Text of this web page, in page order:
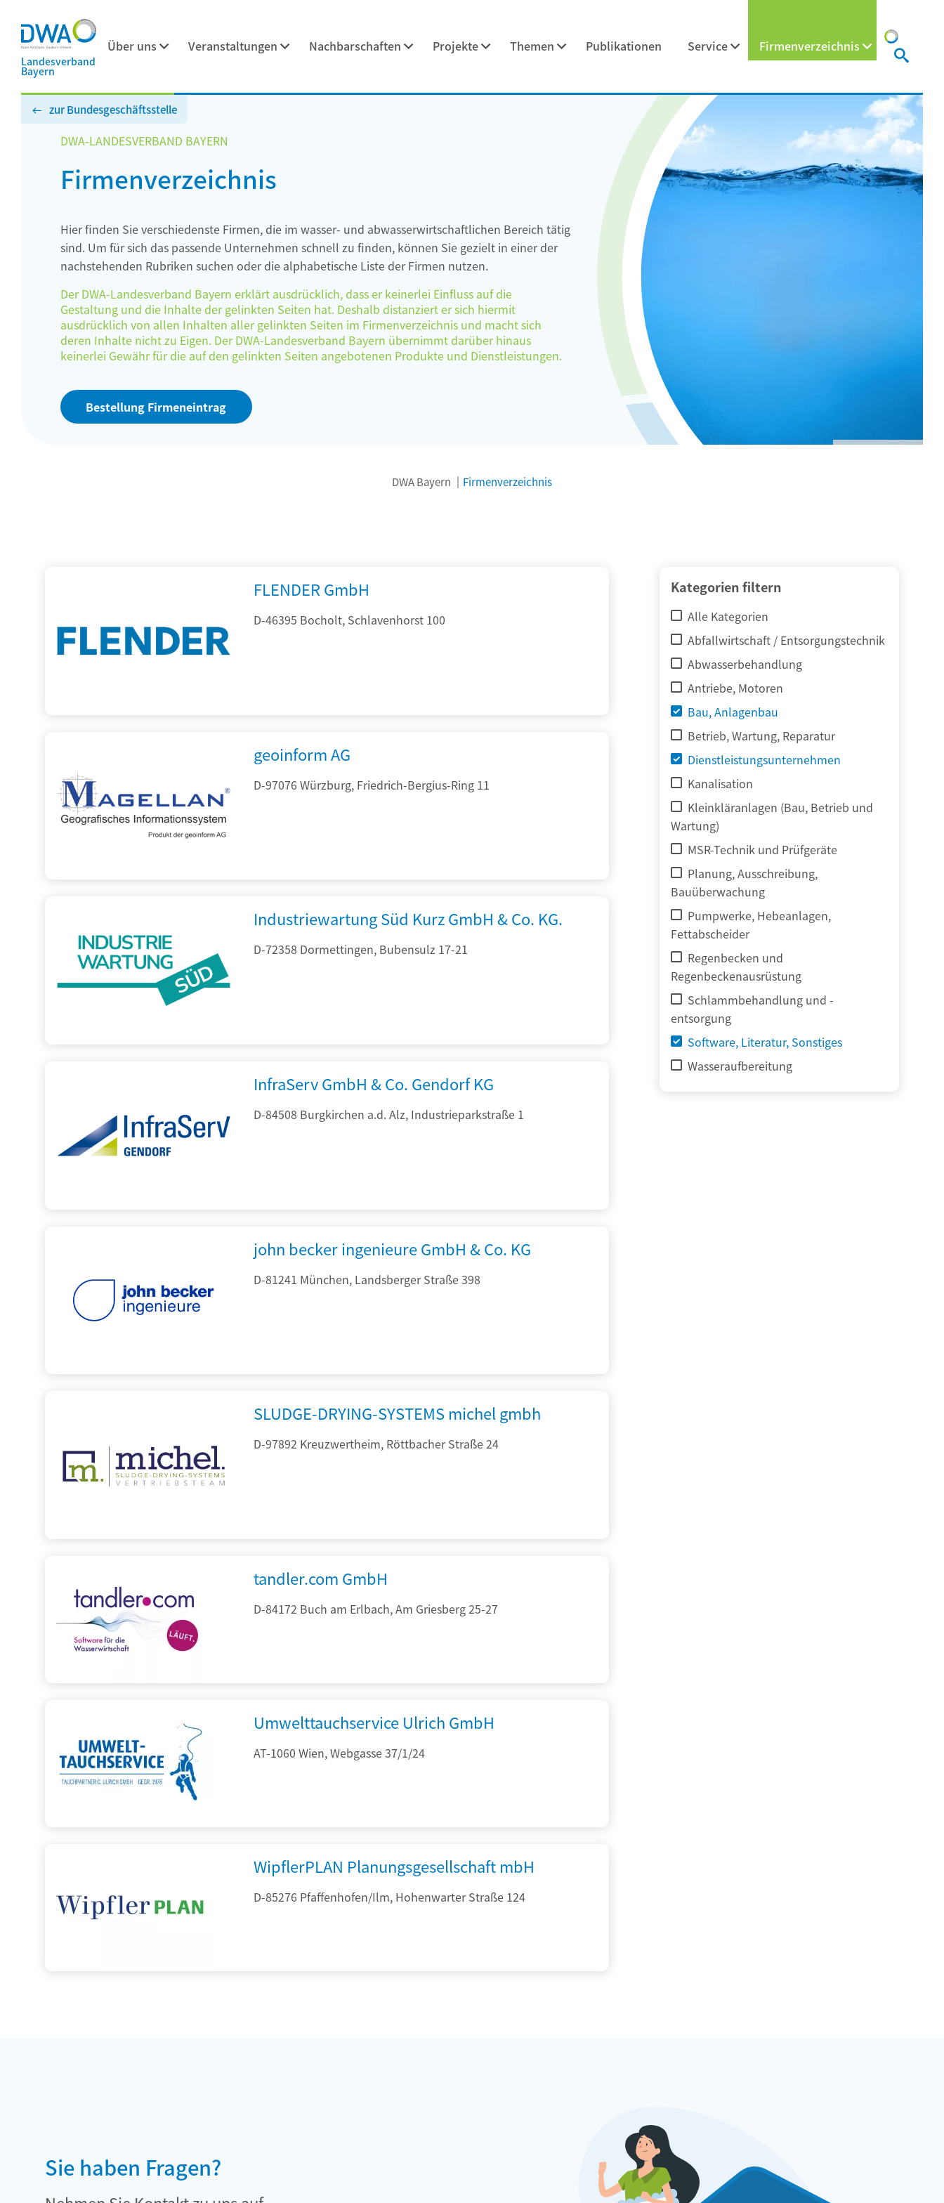
Landesverband
Bayern
Über uns Veranstaltungen Nachbarschaften Projekte Themen Publikationen Service Firmenverzeichnis
zur Bundesgeschäftsstelle
DWA-LANDESVERBAND BAYERN
Firmenverzeichnis
Hier finden Sie verschiedenste Firmen, die im wasser- und abwasserwirtschaftlichen Bereich tätig
sind. Um für sich das passende Unternehmen schnell zu finden, können Sie gezielt in einer der
nachstehenden Rubriken suchen oder die alphabetische Liste der Firmen nutzen.
Der DWA-Landesverband Bayern erklärt ausdrücklich, dass er keinerlei Einfluss auf die
Gestaltung und die Inhalte der gelinkten Seiten hat. Deshalb distanziert er sich hiermit
ausdrücklich von allen Inhalten aller gelinkten Seiten im Firmenverzeichnis und macht sich
deren Inhalte nicht zu Eigen. Der DWA-Landesverband Bayern übernimmt darüber hinaus
keinerlei Gewähr für die auf den gelinkten Seiten angebotenen Produkte und Dienstleistungen.
Bestellung Firmeneintrag
DWA Bayern Firmenverzeichnis
Kategorien filtern
Alle Kategorien
Abfallwirtschaft / Entsorgungstechnik
Abwasserbehandlung
Antriebe, Motoren
Bau, Anlagenbau
Betrieb, Wartung, Reparatur
Dienstleistungsunternehmen
Kanalisation
Kleinkläranlagen (Bau, Betrieb und
Wartung)
MSR-Technik und Prüfgeräte
Planung, Ausschreibung,
Bauüberwachung
Pumpwerke, Hebeanlagen,
Fettabscheider
Regenbecken und
Regenbeckenausrüstung
Schlammbehandlung und -
entsorgung
Software, Literatur, Sonstiges
Wasseraufbereitung
FLENDER GmbH
D-46395 Bocholt, Schlavenhorst 100
geoinform AG
D-97076 Würzburg, Friedrich-Bergius-Ring 11
Industriewartung Süd Kurz GmbH & Co. KG.
D-72358 Dormettingen, Bubensulz 17-21
InfraServ GmbH & Co. Gendorf KG
D-84508 Burgkirchen a.d. Alz, Industrieparkstraße 1
john becker ingenieure GmbH & Co. KG
D-81241 München, Landsberger Straße 398
SLUDGE-DRYING-SYSTEMS michel gmbh
D-97892 Kreuzwertheim, Röttbacher Straße 24
tandler.com GmbH
D-84172 Buch am Erlbach, Am Griesberg 25-27
Umwelttauchservice Ulrich GmbH
AT-1060 Wien, Webgasse 37/1/24
WipflerPLAN Planungsgesellschaft mbH
D-85276 Pfaffenhofen/Ilm, Hohenwarter Straße 124
Sie haben Fragen?